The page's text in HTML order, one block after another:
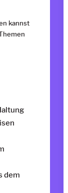
kannst
dem